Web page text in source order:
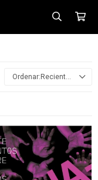
Recientes